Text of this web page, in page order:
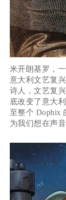
米开朗基罗，
意大利文艺复
诗人，文艺复
底改变了意大
至整个 Dophix
为我们想在声